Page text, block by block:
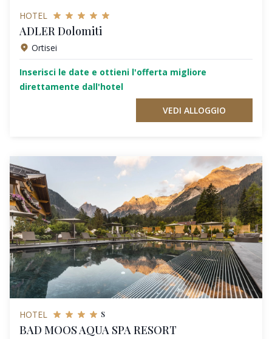
HOTEL
ADLER Dolomiti
Ortisei
Inserisci le date e ottieni l'offerta migliore
direttamente dall'hotel
VEDI ALLOGGIO
HOTEL s
BAD MOOS AQUA SPA RESORT